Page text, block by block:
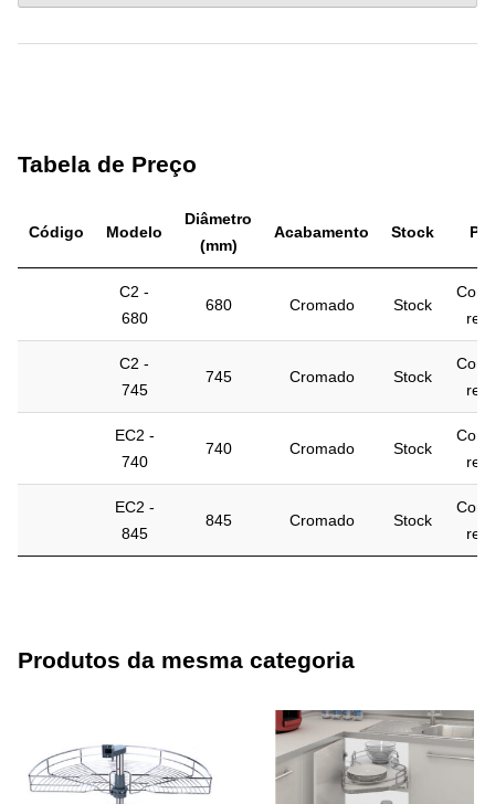
Tabela de Preço
Código Modelo
Diâmetro
(mm)
Acabamento Stock
C2 -
680
680 Cromado Stock
C2 -
745
745 Cromado Stock
EC2 -
740
740 Cromado Stock
EC2 -
845
845 Cromado Stock
Produtos da mesma categoria